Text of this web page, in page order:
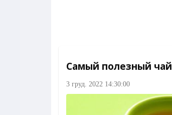
Самый полезный чай
3 груд. 2022 14:30:00